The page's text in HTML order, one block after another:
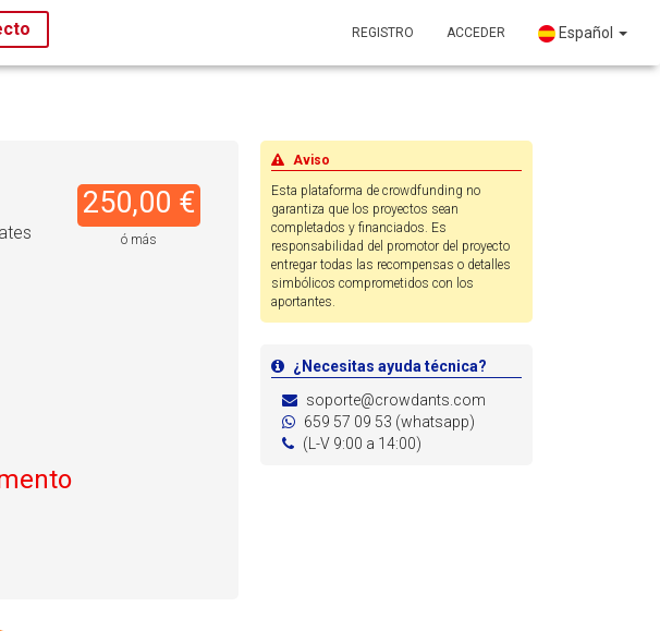
REGISTRO ACCEDER Español
250,00 €
ó más
Aviso
Esta plataforma de crowdfunding no
garantiza que los proyectos sean
completados y financiados. Es
responsabilidad del promotor del proyecto
entregar todas las recompensas o detalles
simbólicos comprometidos con los
aportantes.
¿Necesitas ayuda técnica?
soporte@crowdants.com
659 57 09 53 (whatsapp)
(L-V 9:00 a 14:00)